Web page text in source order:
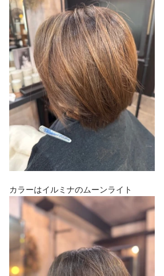
カラーはイルミナのムーンライト